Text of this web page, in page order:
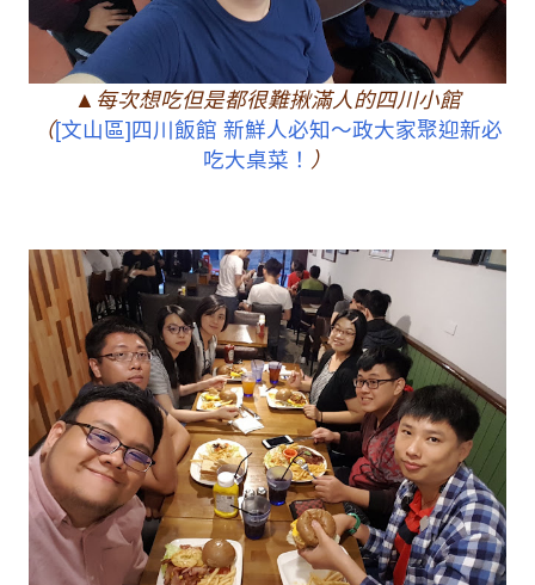
▲每次想吃但是都很難揪滿人的四川小館
（[文山區]四川飯館 新鮮人必知～政大家聚迎新必
吃大桌菜！ ）